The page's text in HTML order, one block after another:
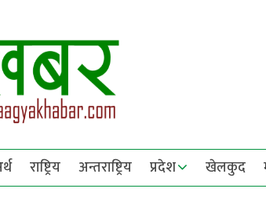
राष्ट्रिय अन्तराष्ट्रिय प्रदेश खेलकुद